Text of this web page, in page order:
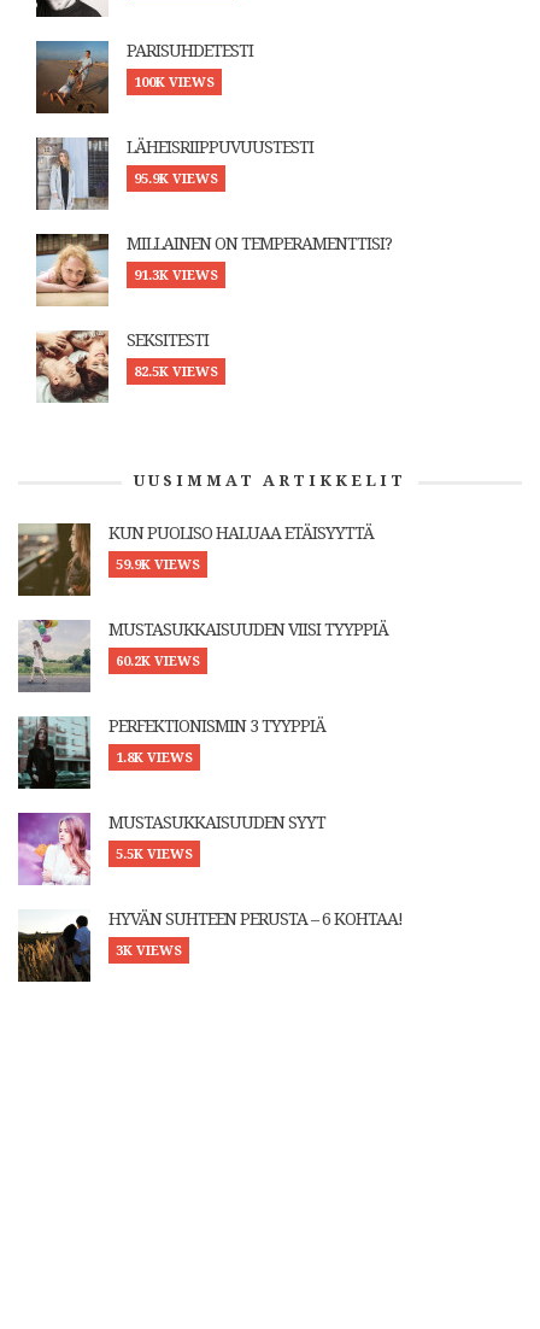
PARISUHDETESTI
100K VIEWS
LÄHEISRIIPPUVUUSTESTI
95.9K VIEWS
MILLAINEN ON TEMPERAMENTTISI?
91.3K VIEWS
SEKSITESTI
82.5K VIEWS
UUSIMMAT ARTIKKELIT
KUN PUOLISO HALUAA ETÄISYYTTÄ
59.9K VIEWS
MUSTASUKKAISUUDEN VIISI TYYPPIÄ
60.2K VIEWS
PERFEKTIONISMIN 3 TYYPPIÄ
1.8K VIEWS
MUSTASUKKAISUUDEN SYYT
5.5K VIEWS
HYVÄN SUHTEEN PERUSTA – 6 KOHTAA!
3K VIEWS